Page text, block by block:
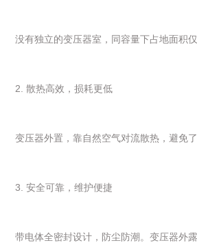
没有独立的变压器室，同容量下占地面积
2. 散热高效，损耗更低
变压器外置，靠自然空气对流散热，避免
3. 安全可靠，维护便捷
带电体全密封设计，防尘防潮。变压器外